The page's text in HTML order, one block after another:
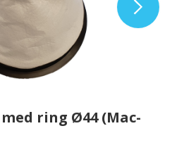
ring Ø44 (Mac-